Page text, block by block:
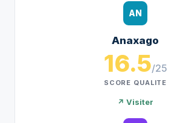
AN
Anaxago
16.5/25
SCORE QUALITE
↗ Visiter